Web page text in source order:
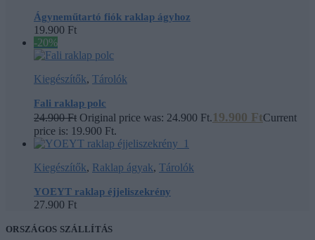
Ágyneműtartó fiók raklap ágyhoz
19.900 Ft
-20%
Kiegészítők, Tárolók
Fali raklap polc
24.900Ft Original price was: 24.900 Ft.19.900 FtCurrent
price is: 19.900 Ft.
Kiegészítők, Raklap ágyak, Tárolók
YOEYT raklap éjjeliszekrény
27.900 Ft
ORSZÁGOS SZÁLLÍTÁS